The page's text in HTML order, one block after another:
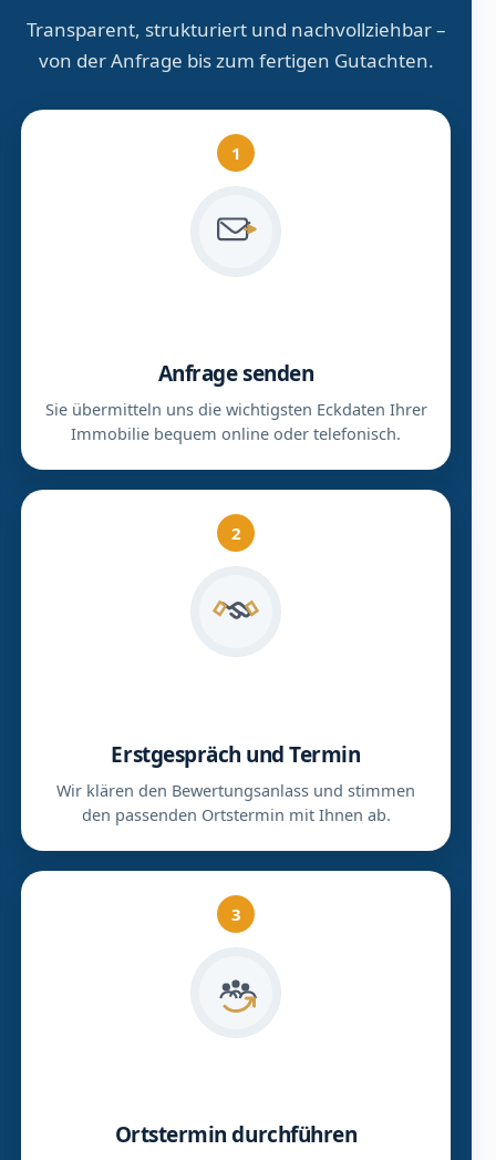
Transparent, strukturiert und nachvollziehbar –
von der Anfrage bis zum fertigen Gutachten.
1
Anfrage senden
Sie übermitteln uns die wichtigsten Eckdaten Ihrer
Immobilie bequem online oder telefonisch.
2
Erstgespräch und Termin
Wir klären den Bewertungsanlass und stimmen
den passenden Ortstermin mit Ihnen ab.
3
Ortstermin durchführen